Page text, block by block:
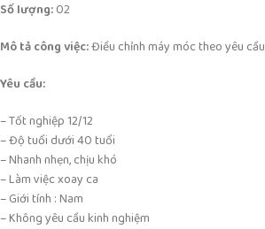
Số lượng:02
Mô tả công việc:Điều chỉnh máy móc theo yêu cầu
Yêu cầu:
– Tốt nghiệp 12/12
– Độ tuổi dưới 40 tuổi
– Nhanh nhẹn, chịu khó
– Làm việc xoay ca
– Giới tính : Nam
– Không yêu cầu kinh nghiệm